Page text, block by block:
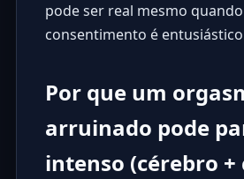
pode ser real mesmo
consentimento é
Por que um
arruinado pode
intenso (cérebro +